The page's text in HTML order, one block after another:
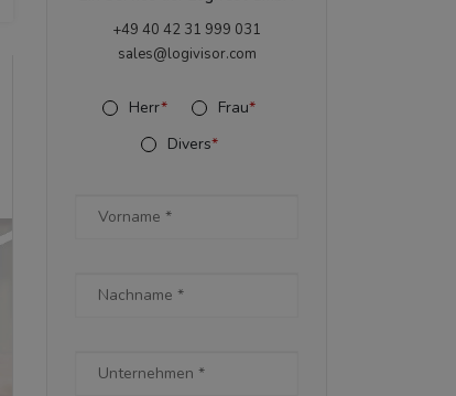
+49 40 42 31 999 031
sales@logivisor.com
Herr* Frau*
Divers*